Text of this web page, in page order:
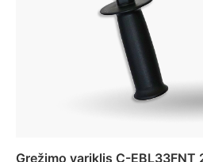
Gręžimo variklis C-EBL33FNT